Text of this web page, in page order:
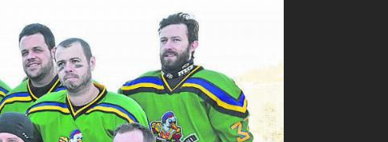
auf
ein Team
pro
Caroline